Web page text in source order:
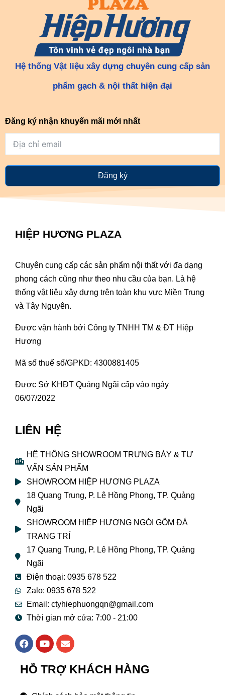
Hệ thống Vật liệu xây dựng chuyên cung cấp sản
phẩm gạch & nội thất hiện đại
Đăng ký nhận khuyến mãi mới nhất
Đăng ký
HIỆP HƯƠNG PLAZA
Chuyên cung cấp các sản phẩm nội thất với đa dạng
phong cách cũng như theo nhu cầu của bạn. Là hệ
thống vật liệu xây dựng trên toàn khu vực Miền Trung
và Tây Nguyên.
Được vận hành bởi Công ty TNHH TM & ĐT Hiệp
Hương
Mã số thuế số/GPKD: 4300881405
Được Sở KHĐT Quảng Ngãi cấp vào ngày
06/07/2022
LIÊN HỆ
HỆ THỐNG SHOWROOM TRƯNG BÀY & TƯ
VẤN SẢN PHẨM
SHOWROOM HIỆP HƯƠNG PLAZA
18 Quang Trung, P. Lê Hồng Phong, TP. Quảng
Ngãi
SHOWROOM HIỆP HƯƠNG NGÓI GỐM ĐÁ
TRANG TRÍ
17 Quang Trung, P. Lê Hồng Phong, TP. Quảng
Ngãi
Điện thoại: 0935 678 522
Zalo: 0935 678 522
Email: ctyhiephuongqn@gmail.com
Thời gian mở cửa: 7:00 - 21:00
F
a
e
b
Y
o
t
u
E
n
e
HỖ TRỢ KHÁCH HÀNG